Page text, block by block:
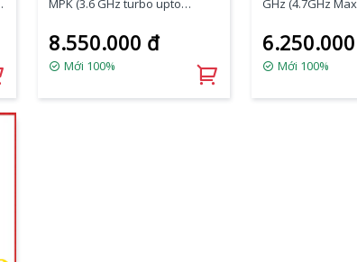
Threads / 65W / Socket AM4)
8.550.000 đ
Mới 100%
threads / 105W /
Mới 100%